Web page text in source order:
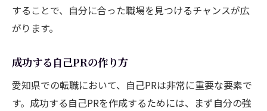
することで、自分に合った職場を見つけるチャンスが広
がります。
成功する自己PRの作り方
愛知県での転職において、自己PRは非常に重要な要素で
す。成功する自己PRを作成するためには、まず自分の強